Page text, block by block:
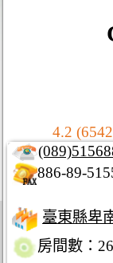
4.2
886-89-
臺東縣卑
房間數：